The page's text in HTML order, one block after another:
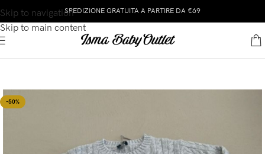
Skip to navigation
Skip to main content
SPEDIZIONE GRATUITA A PARTIRE DA €69
-50%